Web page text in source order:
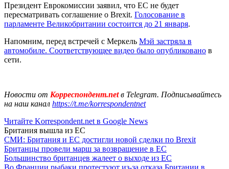
Президент Еврокомиссии заявил, что ЕС не будет
пересматривать соглашение о Brexit. Голосование в
парламенте Великобритании состоится до 21 января.
Напомним, перед встречей с Меркель Мэй застряла в
автомобиле. Соответствующее видео было опубликовано в
сети.
Новости от Корреспондент.netв Telegram. Подписывайтесь
на наш канал https://t.me/korrespondentnet
Читайте Korrespondent.net в Google News
Британия вышла из ЕС
СМИ: Британия и ЕС достигли новой сделки по Brexit
Британцы провели марш за возвращение в ЕС
Большинство британцев жалеет о выходе из ЕС
Во Франции рыбаки протестуют из-за отказа Британии в